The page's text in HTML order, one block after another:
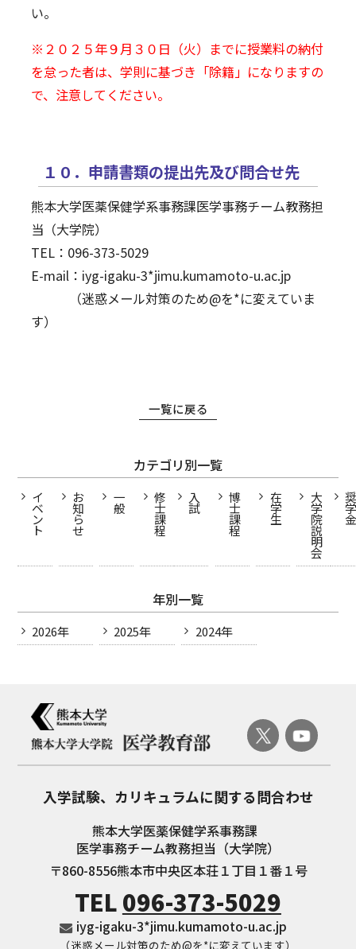
い。
※２０２５年９月３０日（火）までに授業料の納付
を怠った者は、学則に基づき「除籍」になりますの
で、注意してください。
１０．申請書類の提出先及び問合せ先
熊本大学医薬保健学系事務課医学事務チーム教務担
当（大学院）
TEL：096-373-5029
E-mail： iyg-igaku-3*jimu.kumamoto-u.ac.jp
（迷惑メール対策のため@を*に変えていま
す）
一覧に戻る
カテゴリ別一覧
イ
ベ
ン
ト
お
知
ら
せ
一
般
修
士
課
程
入
試
博
士
課
程
在
学
生
大
学
院
説
明
会
奨
学
金
年別一覧
2026年 2025年 2024年
入学試験、 カリキュラムに関する問合わせ
熊本大学医薬保健学系事務課
医学事務チーム教務担当（大学院）
〒860-8556熊本市中央区本荘１丁目１番１号
TEL096-373-5029
iyg-igaku-3*jimu.kumamoto-u.ac.jp
（迷惑メール対策のため@を*に変えています）